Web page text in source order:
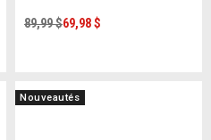
89,99 $69,98 $
Nouveautés